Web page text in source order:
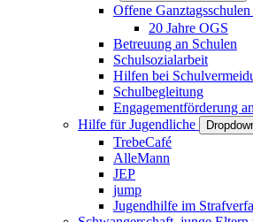
Offene Ganztagsschulen
20 Jahre OGS
Betreuung an Schulen
Schulsozialarbeit
Hilfen bei
Schulbegleitung
Engagementförderung
Hilfe für Jugendliche
TrebeCafé
AlleMann
JEP
jump
Jugendhilfe im